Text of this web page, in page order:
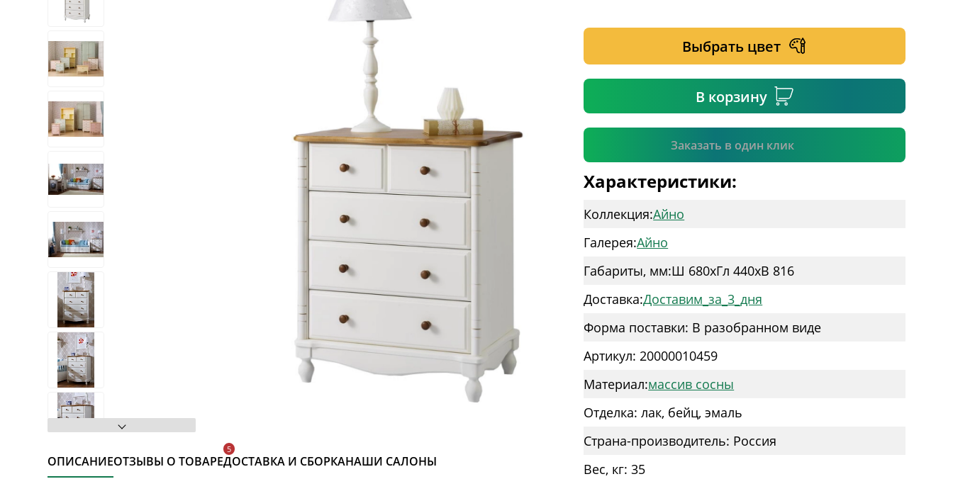
ОПИСАНИЕОТЗЫВЫ О ТОВАРЕДОСТАВКА И СБОРКАНАШИ САЛОНЫ
Выбрать цвет
В корзину
Заказать в один клик
* необязательное поле
Подтвердить
Характеристики:
Коллекция:Айно
Галерея:Айно
Габариты, мм:Ш 680xГл 440xВ 816
Доставка:Доставим_за_3_дня
Форма поставки: В разобранном виде
Артикул: 20000010459
Материал:массив сосны
Отделка: лак, бейц, эмаль
Страна-производитель: Россия
Вес, кг: 35